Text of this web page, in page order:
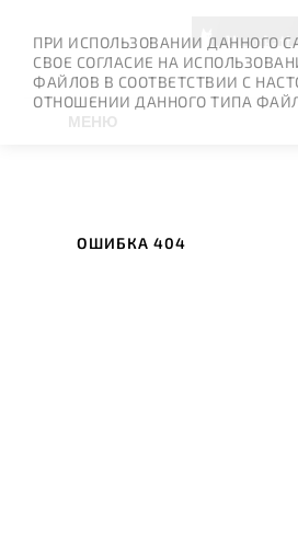
МЕНЮ
ОШИБКА 404
ПРИ ИСПОЛЬЗОВАНИИ ДАННОГО
СВОЕ СОГЛАСИЕ НА
ФАЙЛОВ В СООТВЕТСТВИИ С
ОТНОШЕНИИ ДАННОГО ТИПА